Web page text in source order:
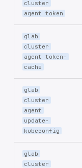
cluster
agent token
glab
cluster
agent token-
cache
glab
cluster
agent
update-
kubeconfig
glab
cluster